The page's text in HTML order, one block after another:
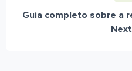
Guia completo sobre a